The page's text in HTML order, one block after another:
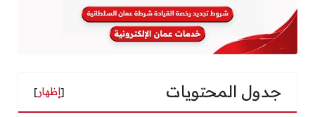
جدول المحتويات [إظهار]